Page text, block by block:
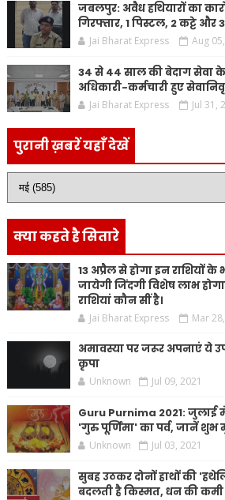
जबलपुर: अवैध हथियारों का
गिरफ्तार, 1 पिस्टल, 2 कट्टे और
Jai Bharat Express Aug
34 से 44 साल की बेदाग सेवा
अधिकारी-कर्मचारी हुए
Jai Bharat Express Jul 31,
पुरानी ख़बरें यहाँ देखें
क्या कहते है सितारे
13 अप्रैल से होगा इन राशियों
जायेगी जिंदगी विशेष लाभ
राशियां कौन सीं है।
Jai Bharat Express Mar
अमावस्या पर जरूर अपनाएं ये
कृपा
Unknown Jul 09, 2021
Guru Purnima 2021: जुलाई
'गुरु पूर्णिमा' का पर्व, जानें शुभ
Unknown Jul 03, 2021
सुबह उठकर दोनों हाथों की
बदलती है किस्मत, धन की कमी